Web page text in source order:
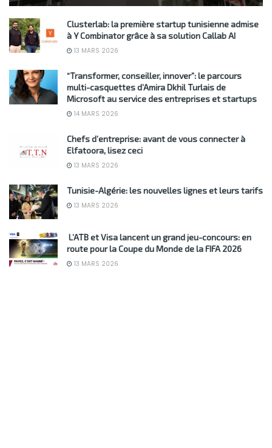
Clusterlab: la première startup tunisienne admise
à Y Combinator grâce à sa solution Callab AI
13 MARS 2026
“Transformer, conseiller, innover”: le parcours
multi-casquettes d’Amira Dkhil Turlais de
Microsoft au service des entreprises et startups
14 MARS 2026
Chefs d’entreprise: avant de vous connecter à
Elfatoora, lisez ceci
13 MARS 2026
Tunisie-Algérie: les nouvelles lignes et leurs tarifs
13 MARS 2026
L’ATB et Visa lancent un grand jeu-concours: en
route pour la Coupe du Monde de la FIFA 2026
13 MARS 2026